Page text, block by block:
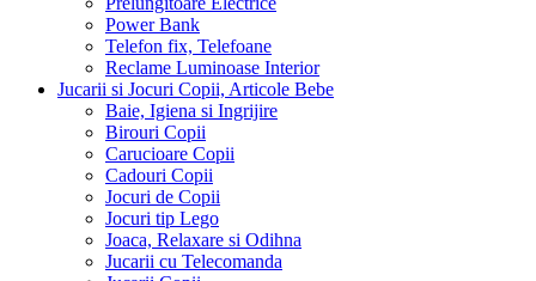
Power Bank
Telefon fix, Telefoane
Reclame Luminoase Interior
Jucarii si Jocuri Copii, Articole Bebe
Baie, Igiena si Ingrijire
Birouri Copii
Carucioare Copii
Cadouri Copii
Jocuri de Copii
Jocuri tip Lego
Joaca, Relaxare si Odihna
Jucarii cu Telecomanda